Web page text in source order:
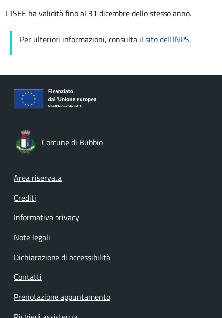
L'ISEE ha validità fino al 31 dicembre dello stesso anno.
Per ulteriori informazioni, consulta il sito dell'INPS.
Comune di Bubbio
Footer menu
Area riservata
Crediti
Informativa privacy
Note legali
Dichiarazione di accessibilità
Contatti
Prenotazione appuntamento